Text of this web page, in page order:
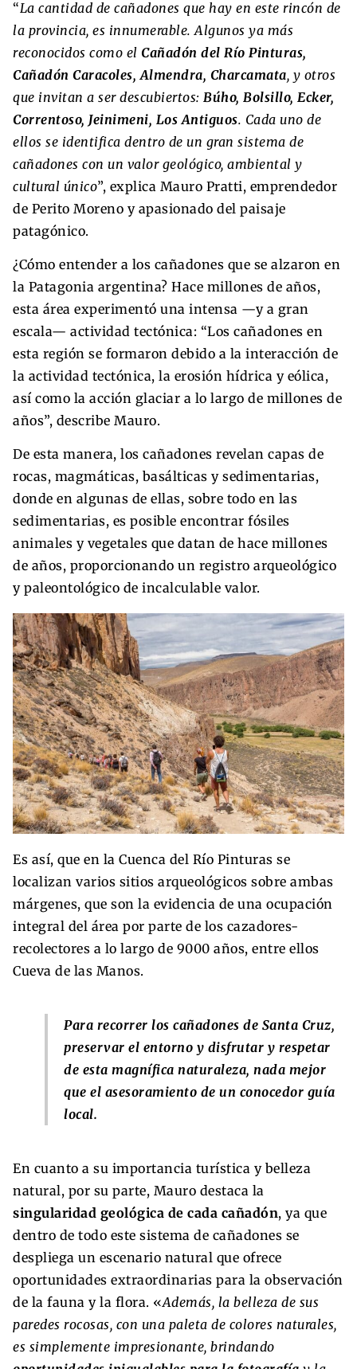
“La cantidad de cañadones que hay en este rincón de
la provincia, es innumerable. Algunos ya más
reconocidos como el Cañadón del Río Pinturas,
Cañadón Caracoles, Almendra, Charcamata, y otros
que invitan a ser descubiertos: Búho, Bolsillo, Ecker,
Correntoso, Jeinimeni, Los Antiguos. Cada uno de
ellos se identifica dentro de un gran sistema de
cañadones con un valor geológico, ambiental y
cultural único”, explica Mauro Pratti, emprendedor
de Perito Moreno y apasionado del paisaje
patagónico.
¿Cómo entender a los cañadones que se alzaron en
la Patagonia argentina? Hace millones de años,
esta área experimentó una intensa —y a gran
escala— actividad tectónica: “Los cañadones en
esta región se formaron debido a la interacción de
la actividad tectónica, la erosión hídrica y eólica,
así como la acción glaciar a lo largo de millones de
años”, describe Mauro.
De esta manera, los cañadones revelan capas de
rocas, magmáticas, basálticas y sedimentarias,
donde en algunas de ellas, sobre todo en las
sedimentarias, es posible encontrar fósiles
animales y vegetales que datan de hace millones
de años, proporcionando un registro arqueológico
y paleontológico de incalculable valor.
Es así, que en la Cuenca del Río Pinturas se
localizan varios sitios arqueológicos sobre ambas
márgenes, que son la evidencia de una ocupación
integral del área por parte de los cazadores-
recolectores a lo largo de 9000 años, entre ellos
Cueva de las Manos.
Para recorrer los cañadones de Santa Cruz,
preservar el entorno y disfrutar y respetar
de esta magnífica naturaleza, nada mejor
que el asesoramiento de un conocedor guía
local.
En cuanto a su importancia turística y belleza
natural, por su parte, Mauro destaca la
singularidad geológica de cada cañadón, ya que
dentro de todo este sistema de cañadones se
despliega un escenario natural que ofrece
oportunidades extraordinarias para la observación
de la fauna y la flora. «Además, la belleza de sus
paredes rocosas, con una paleta de colores naturales,
es simplemente impresionante, brindando